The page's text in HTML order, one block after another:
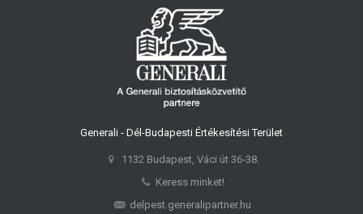
Generali - Dél-Budapesti Értékesítési Terület
1132 Budapest, Váci út 36-38.
Keress minket!
delpest.generalipartner.hu